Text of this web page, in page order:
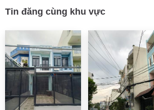
Tin đăng cùng khu vực